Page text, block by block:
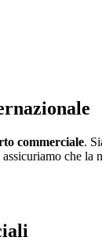
commerciale.
che la